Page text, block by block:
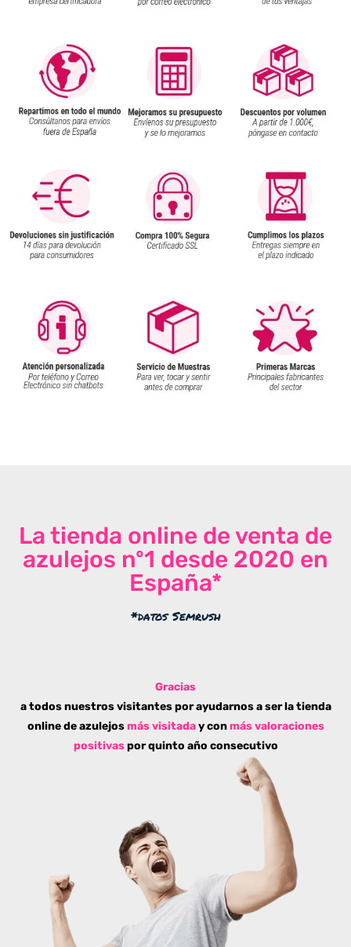
La tienda online de venta de
azulejos nº1 desde 2020 en
España*
*datos Semrush
Gracias
a todos nuestros visitantes por ayudarnos a ser la tienda
online de azulejos más visitaday conmás valoraciones
positivaspor quinto año consecutivo